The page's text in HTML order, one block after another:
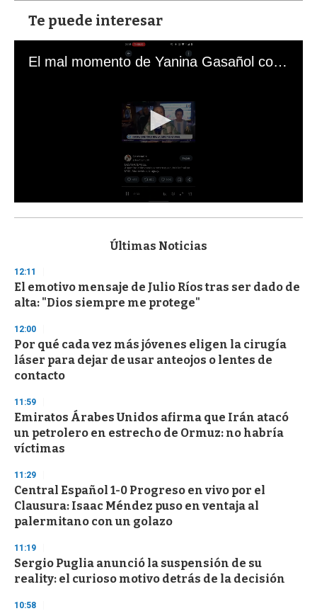
Te puede interesar
El mal momento de Yanina Gasañol con un hincha argentino en "Subrayado"
s
d
s
o
f
3
s
e
c
o
d
s
Últimas Noticias
12:11
El emotivo mensaje de Julio Ríos tras ser dado de
alta: "Dios siempre me protege"
12:00
Por qué cada vez más jóvenes eligen la cirugía
láser para dejar de usar anteojos o lentes de
contacto
11:59
Emiratos Árabes Unidos afirma que Irán atacó
un petrolero en estrecho de Ormuz: no habría
víctimas
11:29
Central Español 1-0 Progreso en vivo por el
Clausura: Isaac Méndez puso en ventaja al
palermitano con un golazo
11:19
Sergio Puglia anunció la suspensión de su
reality: el curioso motivo detrás de la decisión
10:58